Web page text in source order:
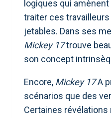
logiques qui
traiter ces
jetables. Dans ses
Mickey 17trouve
son concept
Encore, Mickey 17A
scénarios que des
Certaines révélations